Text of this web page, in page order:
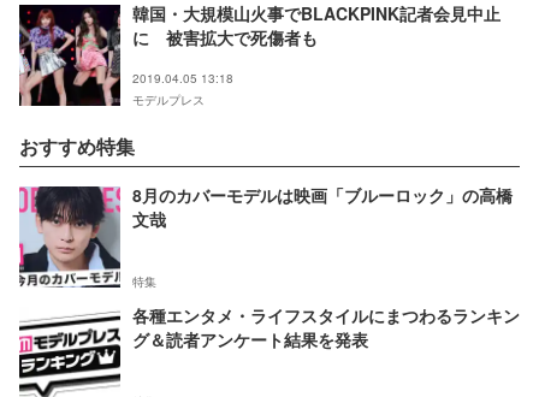
韓国・大規模山火事でBLACKPINK記者会見中止
に 被害拡大で死傷者も
2019.04.05 13:18
モデルプレス
おすすめ特集
8月のカバーモデルは映画「ブルーロック」の高橋
文哉
特集
各種エンタメ・ライフスタイルにまつわるランキン
グ＆読者アンケート結果を発表